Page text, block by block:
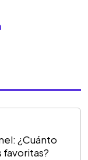
¿Cuánto
favoritas?